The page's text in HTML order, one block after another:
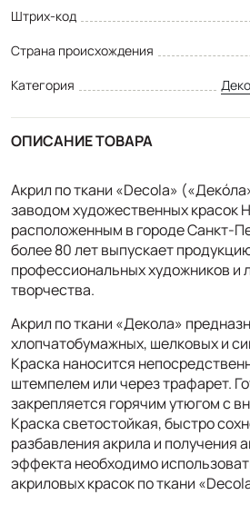
Штрих-код
Страна происхождения
Категория
ОПИСАНИЕ ТОВАРА
Акрил по ткани «Decola»
заводом художественных красок
расположенным в городе Санкт-
более 80 лет выпускает
профессиональных художников и
творчества.
Акрил по ткани «Декола»
хлопчатобумажных, шелковых и
Краска наносится
штемпелем или через трафарет.
закрепляется горячим утюгом с
Краска светостойкая, быстро
разбавления акрила и получения
эффекта необходимо
акриловых красок по ткани